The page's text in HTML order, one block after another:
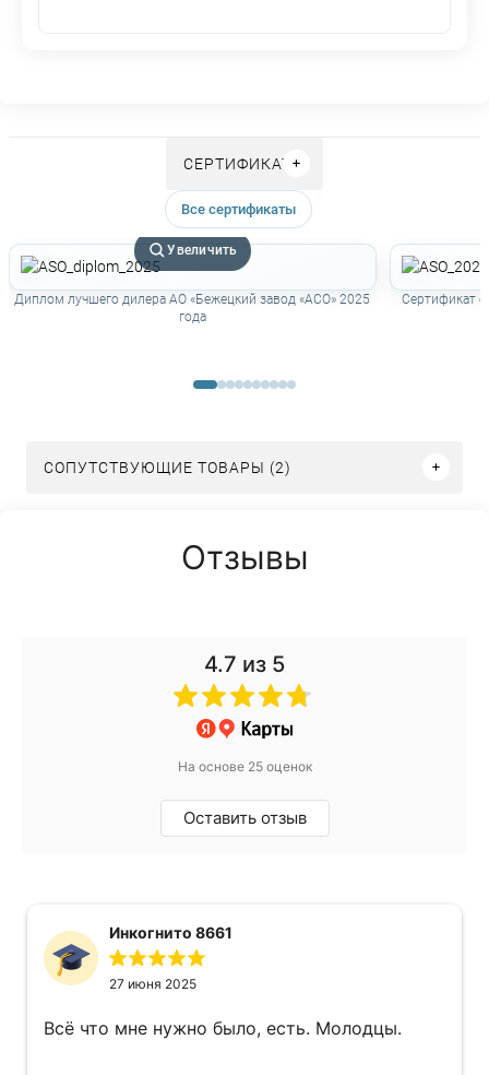
СЕРТИФИКАТЫ
Все сертификаты
Увеличить
Диплом лучшего дилера АО «Бежецкий завод «АСО» 2025
года
Сертификат
СОПУТСТВУЮЩИЕ ТОВАРЫ (2)
Отзывы
4.7 из 5
На основе 25 оценок
Оставить отзыв
Инкогнито 8661
27 июня 2025
Всё что мне нужно было, есть. Молодцы.